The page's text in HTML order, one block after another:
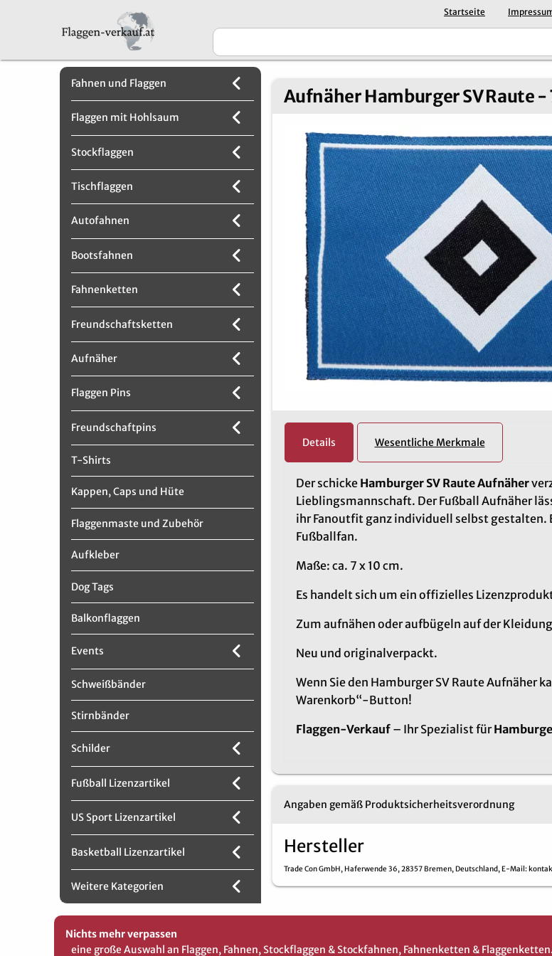
Startseite
Fahnen und Flaggen
Flaggen mit Hohlsaum
Stockflaggen
Tischflaggen
Autofahnen
Bootsfahnen
Fahnenketten
Freundschaftsketten
Aufnäher
Flaggen Pins
Freundschaftpins
T-Shirts
Kappen, Caps und Hüte
Flaggenmaste und Zubehör
Aufkleber
Dog Tags
Balkonflaggen
Events
Schweißbänder
Stirnbänder
Schilder
Fußball Lizenzartikel
US Sport Lizenzartikel
Basketball Lizenzartikel
Weitere Kategorien
Aufnäher Hamburger SV Raute -
Details Wesentliche Merkmale
Der schicke Hamburger SV Raute Aufnäher
Lieblingsmannschaft. Der Fußball Aufnäher
ihr Fanoutfit ganz individuell selbst gestalten.
Fußballfan.
Maße: ca. 7 x 10 cm.
Es handelt sich um ein offizielles
Zum aufnähen oder aufbügeln auf der
Neu und originalverpackt.
Wenn Sie den Hamburger SV Raute Aufnäher
Warenkorb“-Button!
Flaggen-Verkauf– Ihr Spezialist für
Angaben gemäß Produktsicherheitsverordnung
Hersteller
Trade Con GmbH,Haferwende 36,28357 Bremen,Deutschland,E-Mail:
Nichts mehr verpassen
eine große Auswahl an Flaggen, Fahnen, Stockflaggen & Stockfahnen, Fahnenketten &